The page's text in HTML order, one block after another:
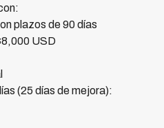
plazos de 90 días
USD
(25 días de mejora):